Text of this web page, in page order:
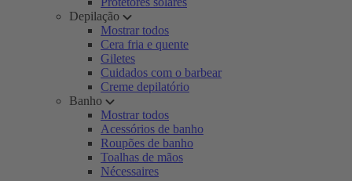
Depilação
Mostrar todos
Cera fria e quente
Giletes
Cuidados com o barbear
Creme depilatório
Banho
Mostrar todos
Acessórios de banho
Roupões de banho
Toalhas de mãos
Nécessaires